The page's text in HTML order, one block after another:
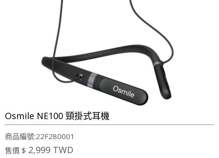
Osmile NE100 頸掛式耳機
商品編號:22F280001
售價 $ 2,999 TWD